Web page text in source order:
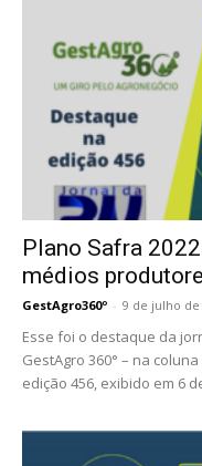
Plano Safra
médios
GestAgro360º - 9 de julho de
Esse foi o destaque da
GestAgro 360° – na
edição 456, exibido em 6